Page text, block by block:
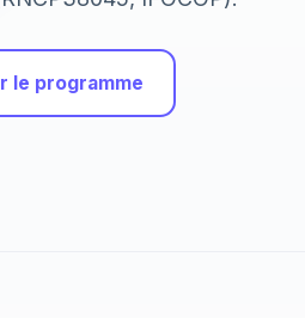
le programme